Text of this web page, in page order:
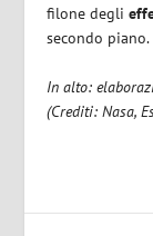
filone degli
secondo piano.
In alto:
(Crediti: Nasa,